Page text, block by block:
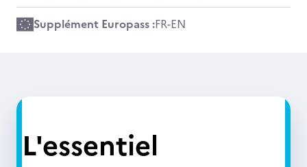
Supplément Europass :FR-EN
L'essentiel